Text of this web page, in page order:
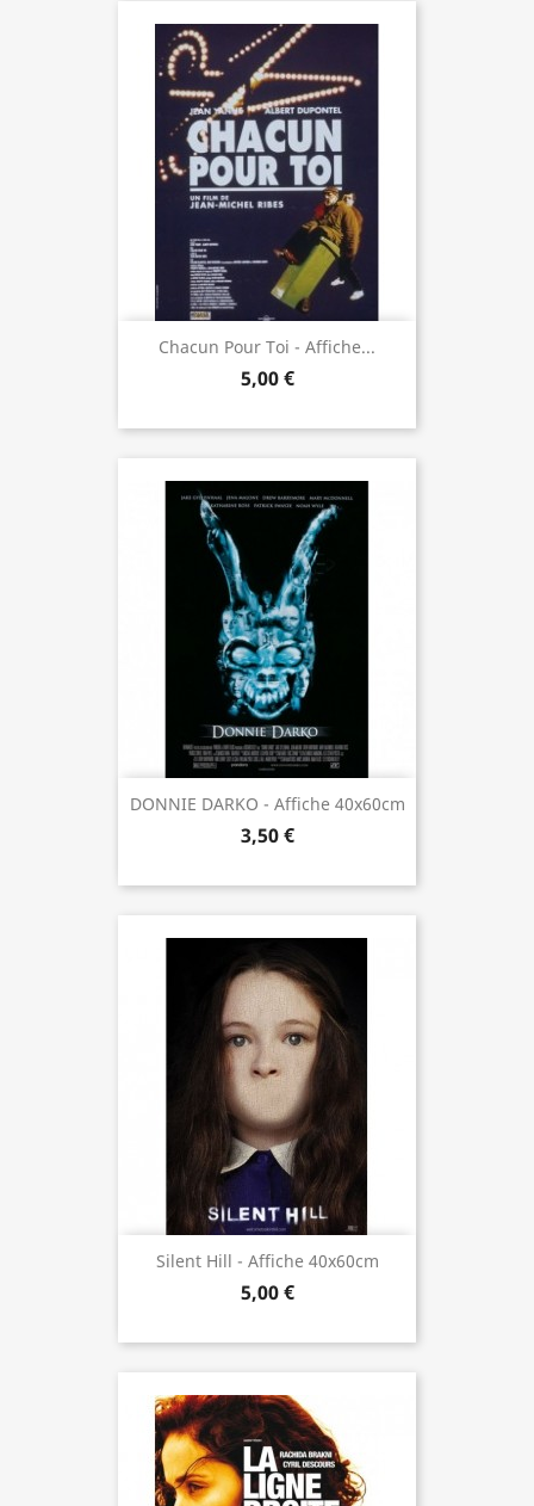
Chacun Pour Toi - Affiche...
5,00 €
DONNIE DARKO - Affiche 40x60cm
3,50 €
Silent Hill - Affiche 40x60cm
5,00 €